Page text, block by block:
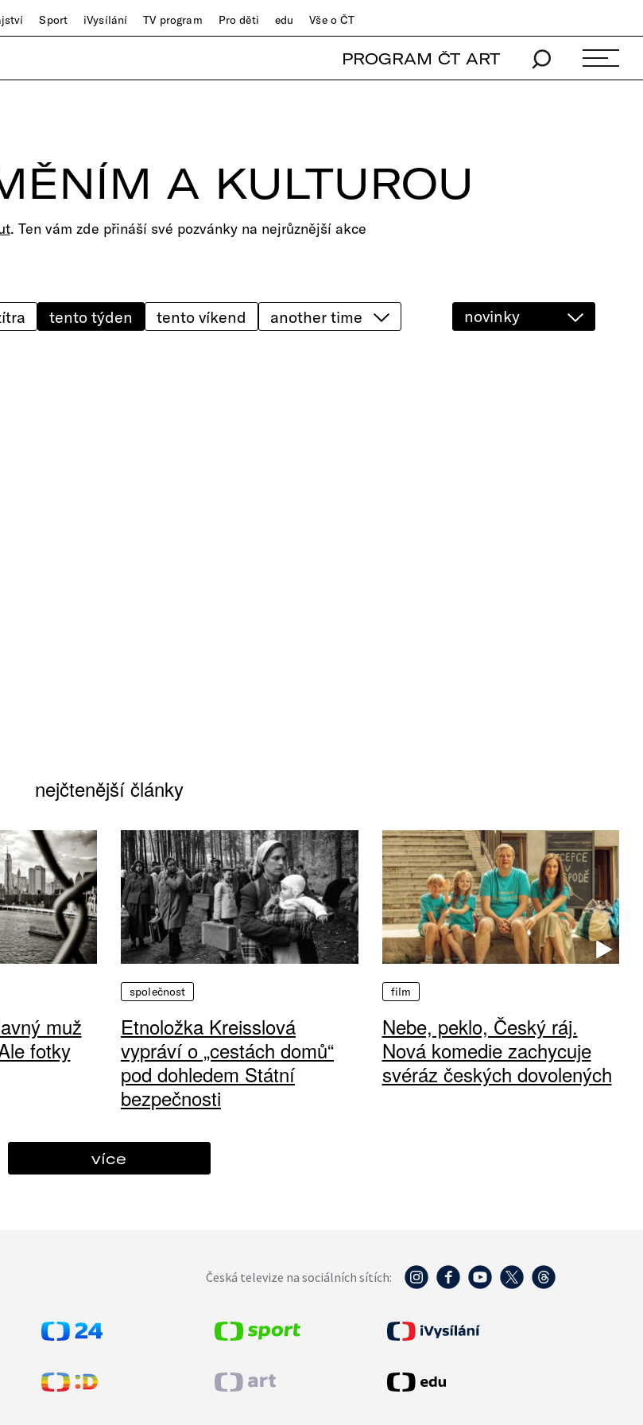
Sport iVysílání TV program Pro děti edu Vše o ČT
PROGRAM ČT ART
A KULTUROU
. Ten vám zde přináší své pozvánky na nejrůznější akce
tento týden tento víkend novinky
nejčtenější články
muž
fotky
společnost
Etnoložka Kreisslová
vypráví o „cestách domů“
pod dohledem Státní
bezpečnosti
film
Nebe, peklo, Český ráj.
Nová komedie zachycuje
svéráz českých dovolených
více
Česká televize na sociálních sítích: